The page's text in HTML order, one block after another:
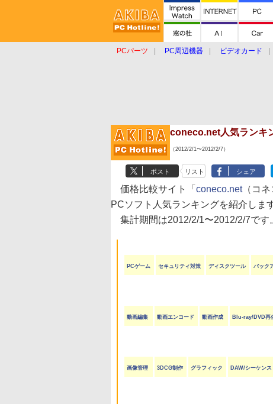
PCパーツ PC周辺機器 ビデオカード
coneco.net人気ランキ
（2012/2/1〜2012/2/7）
ポスト リスト シェア
価格比較サイト「 coneco.net（コネ
PCソフト人気ランキングを紹介します
集計期間は2012/2/1〜2012/2/7です
PCゲーム セキュリティ対策 ディスクツール バック
動画編集 動画エンコード 動画作成 Blu-ray/DVD再
画像管理 3DCG制作 グラフィック DAW/シーケンス